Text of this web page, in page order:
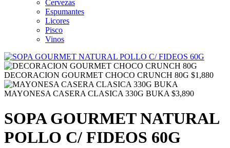
Cervezas
Espumantes
Licores
Pisco
Vinos
DECORACION GOURMET CHOCO CRUNCH 80G $1,880
MAYONESA CASERA CLASICA 330G BUKA $3,890
SOPA GOURMET NATURAL
POLLO C/ FIDEOS 60G